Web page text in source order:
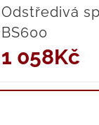
Odstředivá
BS600
1 058Kč